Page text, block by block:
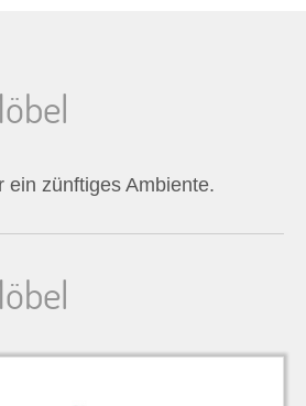
ein zünftiges Ambiente.